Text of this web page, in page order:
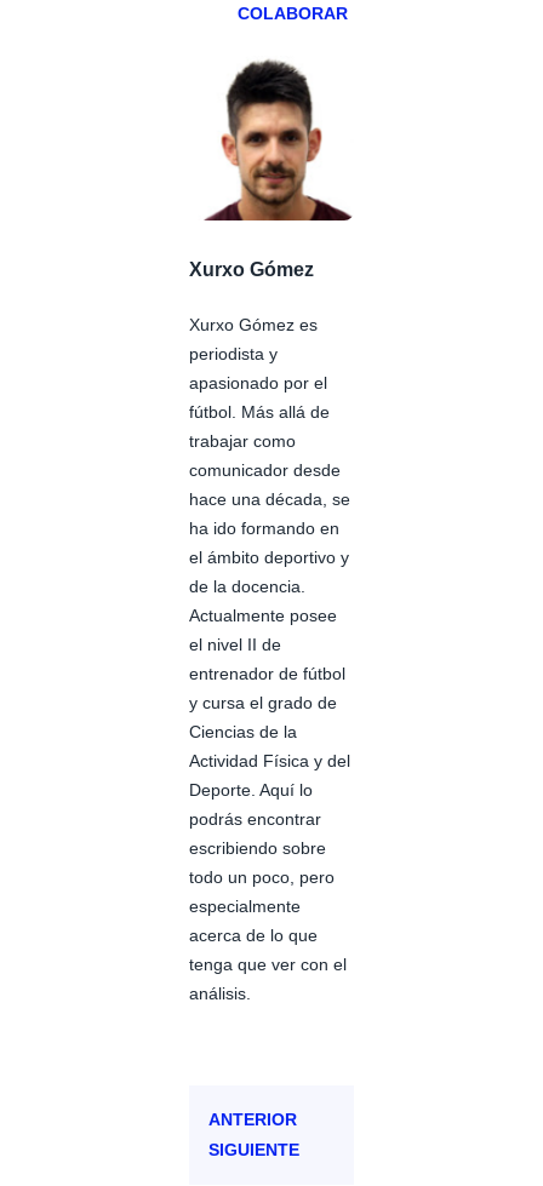
COLABORAR
Xurxo Gómez
Xurxo Gómez es
periodista y
apasionado por el
fútbol. Más allá de
trabajar como
comunicador desde
hace una década, se
ha ido formando en
el ámbito deportivo y
de la docencia.
Actualmente posee
el nivel II de
entrenador de fútbol
y cursa el grado de
Ciencias de la
Actividad Física y del
Deporte. Aquí lo
podrás encontrar
escribiendo sobre
todo un poco, pero
especialmente
acerca de lo que
tenga que ver con el
análisis.
ANTERIOR
SIGUIENTE